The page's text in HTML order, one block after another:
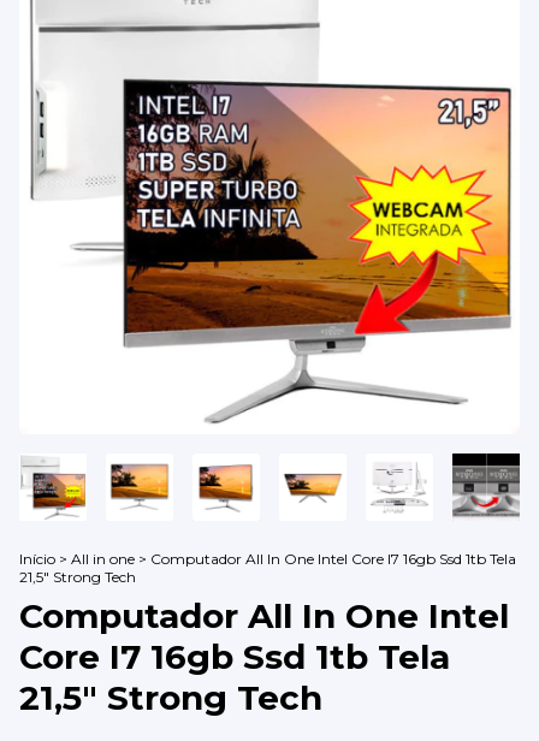
Início > All in one > Computador All In One Intel Core I7 16gb Ssd 1tb Tela
21,5" Strong Tech
Computador All In One Intel
Core I7 16gb Ssd 1tb Tela
21,5" Strong Tech